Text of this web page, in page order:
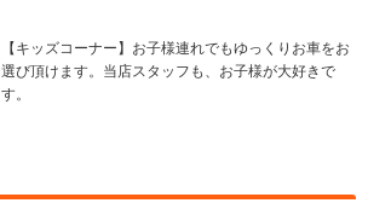
【キッズコーナー】お子様連れでもゆっくりお車をお
選び頂けます。当店スタッフも、お子様が大好きで
す。